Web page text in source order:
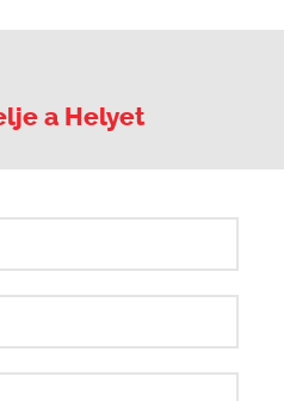
a Helyet